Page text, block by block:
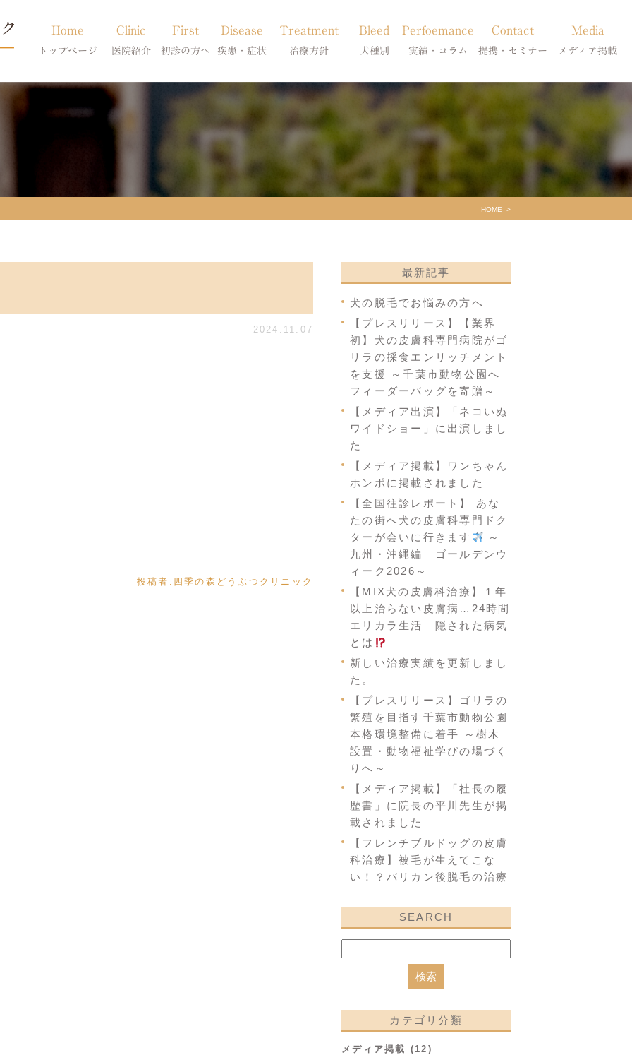
Home
トップページ
Clinic
医院紹介
当院のご紹介
First
初診の方へ
Disease
疾患・症状
アトピー・アレルギー
膿皮症・脂漏症
脱毛症・アロペシアX
Treatment
治療方針
皮膚科特別診療
スキンケア療法
Bleed
犬種別
柴犬の皮膚病
シーズーの皮膚病
フレンチブルドッグの皮膚病
Perfoemance
実績・コラム
犬種別
症状別
Contact
提携・セミナー
診療提携・セミナー開催
Media
メディア掲載
メディア掲載
HOME
2024.11.07
投稿者: 四季の森どうぶつクリニック
最新記事
犬の脱毛でお悩みの方へ
【プレスリリース】【業界
初】犬の皮膚科専門病院がゴ
リラの採食エンリッチメント
を支援 ～千葉市動物公園へ
フィーダーバッグを寄贈～
【メディア出演】「ネコいぬ
ワイドショー」に出演しまし
た
【メディア掲載】ワンちゃん
ホンポに掲載されました
【全国往診レポート】 あな
たの街へ犬の皮膚科専門ドク
ターが会いに行きます
～
九州・沖縄編 ゴールデンウ
ィーク2026～
【MIX犬の皮膚科治療】１年
以上治らない皮膚病…24時間
エリカラ生活 隠された病気
とは
新しい治療実績を更新しまし
た。
【プレスリリース】ゴリラの
繁殖を目指す千葉市動物公園
本格環境整備に着手 ～樹木
設置・動物福祉学びの場づく
りへ～
【メディア掲載】「社長の履
歴書」に院長の平川先生が掲
載されました
【フレンチブルドッグの皮膚
科治療】被毛が生えてこな
い！？バリカン後脱毛の治療
SEARCH
カテゴリ分類
メディア掲載 (12)